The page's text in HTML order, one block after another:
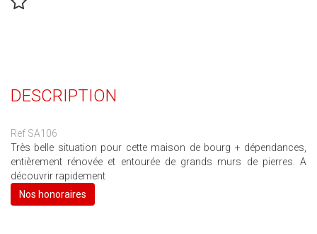
DESCRIPTION
Ref SA106
Très belle situation pour cette maison de bourg + dépendances,
entièrement rénovée et entourée de grands murs de pierres. A
découvrir rapidement
Nos honoraires